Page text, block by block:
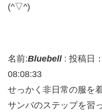
(^▽^)
名前:Bluebell: 投稿日
08:08:33
せっかく非日常の服を
サンバのステップを習